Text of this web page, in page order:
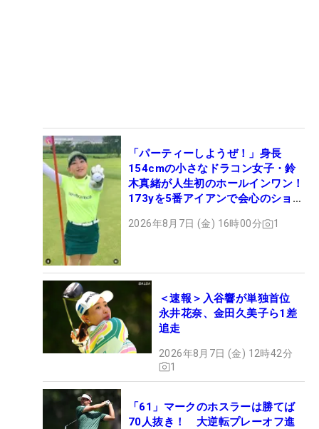
「パーティーしようぜ！」身長
154cmの小さなドラコン女子・鈴
木真緒が人生初のホールインワン！
173yを5番アイアンで会心のショッ
2026年8月7日 (金) 16時00分 1
＜速報＞入谷響が単独首位
永井花奈、金田久美子ら1差
追走
2026年8月7日 (金) 12時42分
1
「61」マークのホスラーは勝てば
70人抜き！ 大逆転プレーオフ進